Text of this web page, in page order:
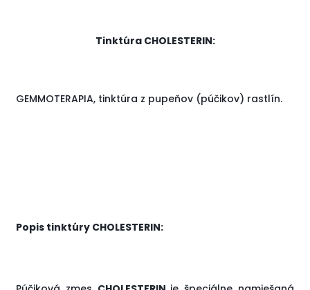
Tinktúra CHOLESTERIN:
GEMMOTERAPIA, tinktúra z pupeňov (púčikov) rastlín.
Popis tinktúry CHOLESTERIN: